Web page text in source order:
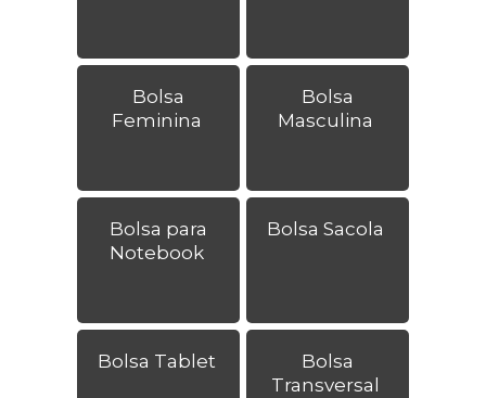
Bolsa
Feminina
Bolsa
Masculina
Bolsa para
Notebook
Bolsa Sacola
Bolsa Tablet
Bolsa
Transversal